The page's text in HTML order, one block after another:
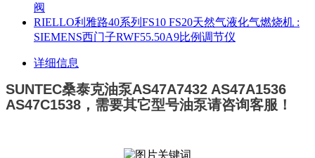
阀
RIELLO利雅路40系列FS10 FS20天然气液化气燃烧机 :
SIEMENS西门子RWF55.50A9比例调节仪
详细信息
SUNTEC桑泰克油泵AS47A7432 AS47A1536
AS47C1538，需要其它型号油泵请咨询客服！